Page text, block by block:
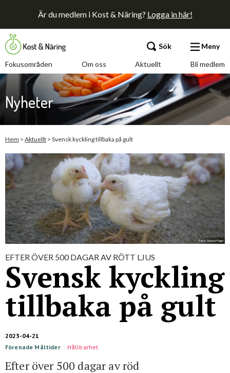
Är du medlem i Kost & Näring? Logga in här!
Fokusområden Om oss Aktuellt Bli medlem
Sök Meny
Fokusområden
Om oss
Aktuellt
Bli medlem
Kontakt Annonsera Press
För studenter English
Nyheter
Hem > Aktuellt > Svensk kyckling tillbaka på gult
Foto: Svensk Fågel
EFTER ÖVER 500 DAGAR AV RÖTT LJUS
Svensk kyckling
tillbaka på gult
2023-04-21
Förenade Måltider
Hållbarhet
Efter över 500 dagar av röd